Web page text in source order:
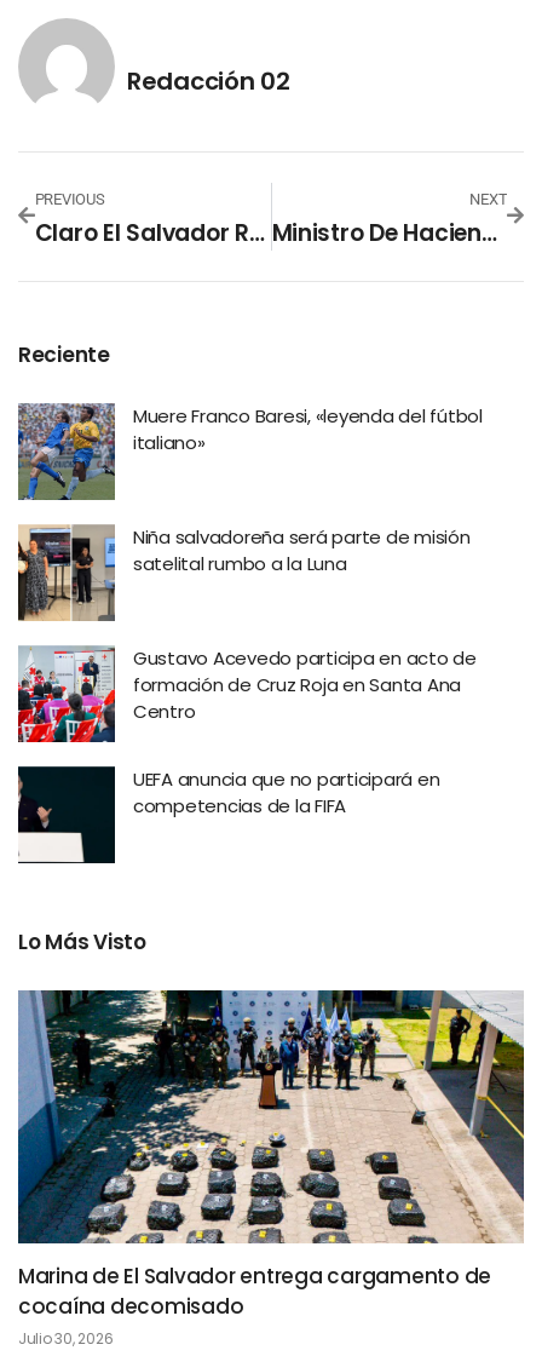
Redacción 02
PREVIOUS
Claro El Salvador Realiza Reparación De Los Equipos Dañados En Medio De La Alerta Roja
NEXT
Ministro De Hacienda Asegura Que Se Están Buscando Maneras De Reducir Efectos De La Economía
Reciente
Muere Franco Baresi, «leyenda del fútbol
italiano»
Niña salvadoreña será parte de misión
satelital rumbo a la Luna
Gustavo Acevedo participa en acto de
formación de Cruz Roja en Santa Ana
Centro
UEFA anuncia que no participará en
competencias de la FIFA
Lo Más Visto
Marina de El Salvador entrega cargamento de
cocaína decomisado
Julio 30, 2026